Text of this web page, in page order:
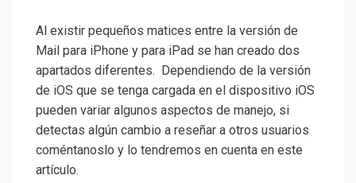
Al existir pequeños matices entre la versión de
Mail para iPhone y para iPad se han creado dos
apartados diferentes. Dependiendo de la versión
de iOS que se tenga cargada en el dispositivo iOS
pueden variar algunos aspectos de manejo, si
detectas algún cambio a reseñar a otros usuarios
coméntanoslo y lo tendremos en cuenta en este
artículo.